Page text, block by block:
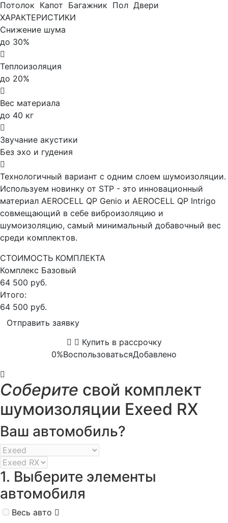
Потолок Капот Багажник Пол Двери
ХАРАКТЕРИСТИКИ
Снижение шума
до 30%
Теплоизоляция
до 20%
Вес материала
до 40 кг
Звучание акустики
Без эхо и гудения
Технологичный вариант с одним слоем шумоизоляции.
Используем новинку от STP - это инновационный
материал AEROCELL QP Genio и AEROCELL QP Intrigo
совмещающий в себе виброизоляцию и
шумоизоляцию, самый минимальный добавочный вес
среди комплектов.
СТОИМОСТЬ КОМПЛЕКТА
Комплекс Базовый
64 500 руб.
Итого:
64 500 руб.
Отправить заявку
Купить в рассрочку
0%ВоспользоватьсяДобавлено
Соберите свой комплект
шумоизоляции Exeed RX
Ваш автомобиль?
1. Выберите элементы
автомобиля
Весь авто